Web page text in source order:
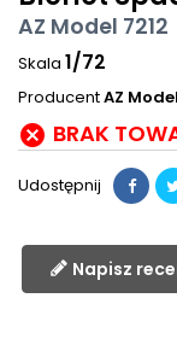
AZ Model 7212
Skala 1/72
ProducentAZ Model
 BRAK
Udostępnij
Napisz